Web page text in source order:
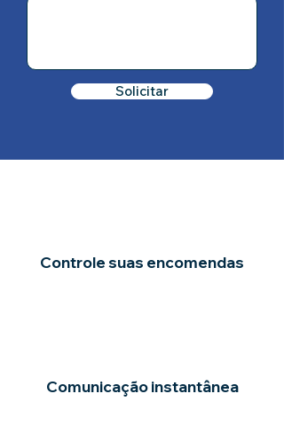
Solicitar
Controle suas encomendas
Comunicação instantânea